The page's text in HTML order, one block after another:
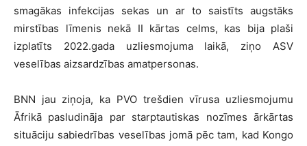
smagākas infekcijas sekas un ar to saistīts augstāks
mirstības līmenis nekā II kārtas celms, kas bija plaši
izplatīts 2022.gada uzliesmojuma laikā, ziņo ASV
veselības aizsardzības amatpersonas.
BNN jau ziņoja, ka PVO trešdien vīrusa uzliesmojumu
Āfrikā pasludināja par starptautiskas nozīmes ārkārtas
situāciju sabiedrības veselības jomā pēc tam, kad Kongo